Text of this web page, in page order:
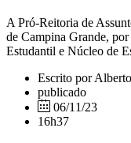
A Pró-Reitoria de
de Campina Grande,
Estudantil e Núcleo de
Escrito por
publicado
06/11/23
16h37